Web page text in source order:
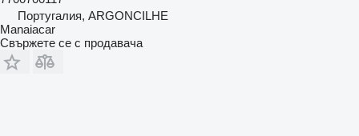
Португалия, ARGONCILHE
Manaiacar
Свържете се с продавача